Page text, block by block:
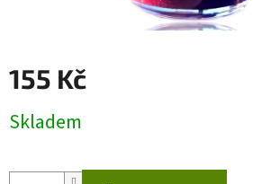
155 Kč
cena:
Skladem